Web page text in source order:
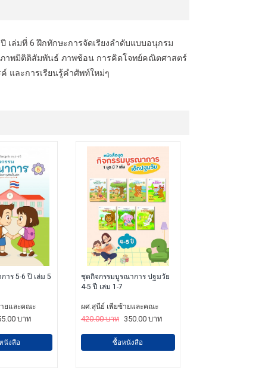
เล่มที่ 6 ฝึกทักษะการจัดเรียงลำดับแบบอนุกรม
ภาพมิติติสัมพันธ์ ภาพช้อน การคิดโจทย์คณิตศาสตร์
และการเรียนรู้คำศัพท์ใหม่ๆ
าร 5-6 ปี เล่ม 5
ยและคณะ
บาท
นังสือ
ชุดกิจกรรมบูรณาการ ปฐมวัย
4-5 ปี เล่ม 1-7
ผศ.สุนีย์ เพียซ้ายและคณะ
420.00 บาท 350.00 บาท
ซื้อหนังสือ